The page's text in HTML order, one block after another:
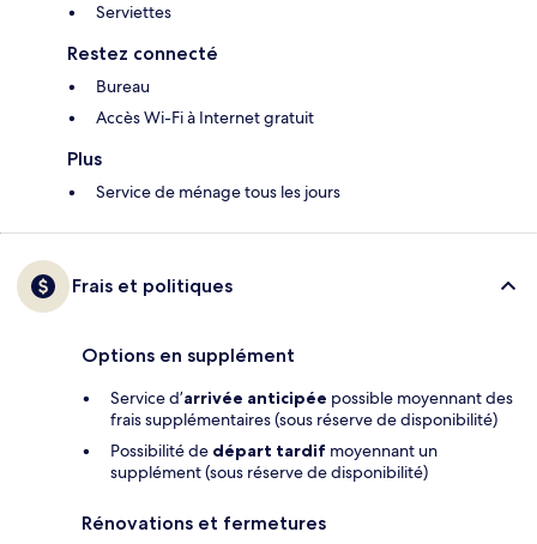
Serviettes
Restez connecté
Bureau
Accès Wi-Fi à Internet gratuit
Plus
Service de ménage tous les jours
Frais et politiques
Options en supplément
Service d’arrivée anticipée possible moyennant des
frais supplémentaires (sous réserve de disponibilité)
Possibilité de départ tardif moyennant un
supplément (sous réserve de disponibilité)
Rénovations et fermetures